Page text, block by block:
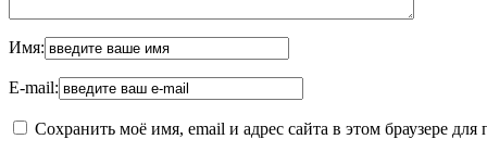
Имя:
E-mail:
Сохранить моё имя, email и адрес сайта в этом браузере